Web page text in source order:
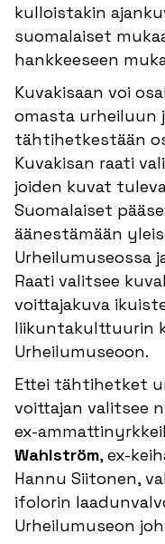
kulloistakin
suomalaiset
hankkeeseen
Kuvakisaan voi
omasta urheiluun
tähtihetkestään
Kuvakisan raati
joiden kuvat
Suomalaiset
äänestämään
Urheilumuseossa
Raati valitsee
voittajakuva
liikuntakulttuurin
Urheilumuseoon.
Ettei tähtihetket
voittajan valitsee
ex-
Wahlström, ex-
Hannu Siitonen,
ifolorin
Urheilumuseon